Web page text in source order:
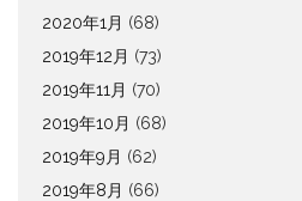
2020年1月 (68)
2019年12月 (73)
2019年11月 (70)
2019年10月 (68)
2019年9月 (62)
2019年8月 (66)